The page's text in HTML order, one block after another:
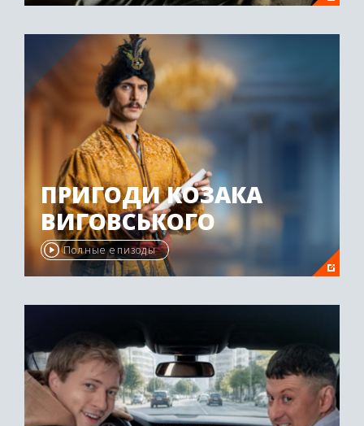
ПРИГОДИ КОЗАКА
ВИГОВСЬКОГО
Полные епизоды